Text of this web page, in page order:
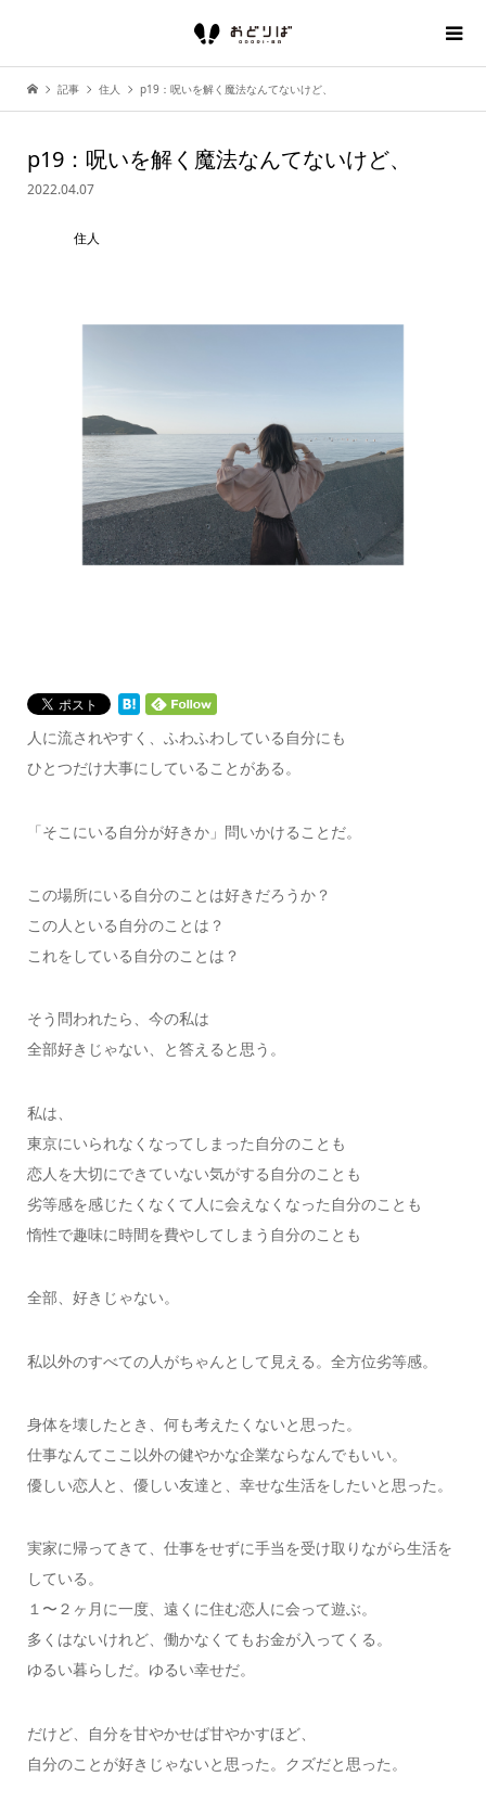
記事 住人 p19：呪いを解く魔法なんてないけど、
p19：呪いを解く魔法なんてないけど、
2022.04.07
住人
人に流されやすく、ふわふわしている自分にも
ひとつだけ大事にしていることがある。
「そこにいる自分が好きか」問いかけることだ。
この場所にいる自分のことは好きだろうか？
この人といる自分のことは？
これをしている自分のことは？
そう問われたら、今の私は
全部好きじゃない、と答えると思う。
私は、
東京にいられなくなってしまった自分のことも
恋人を大切にできていない気がする自分のことも
劣等感を感じたくなくて人に会えなくなった自分のことも
惰性で趣味に時間を費やしてしまう自分のことも
全部、好きじゃない。
私以外のすべての人がちゃんとして見える。全方位劣等感。
身体を壊したとき、何も考えたくないと思った。
仕事なんてここ以外の健やかな企業ならなんでもいい。
優しい恋人と、優しい友達と、幸せな生活をしたいと思った。
実家に帰ってきて、仕事をせずに手当を受け取りながら生活を
している。
１〜２ヶ月に一度、遠くに住む恋人に会って遊ぶ。
多くはないけれど、働かなくてもお金が入ってくる。
ゆるい暮らしだ。ゆるい幸せだ。
だけど、自分を甘やかせば甘やかすほど、
自分のことが好きじゃないと思った。クズだと思った。